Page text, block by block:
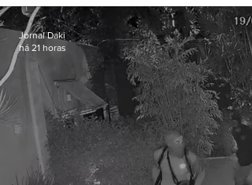
Jornal Daki
há 21 horas